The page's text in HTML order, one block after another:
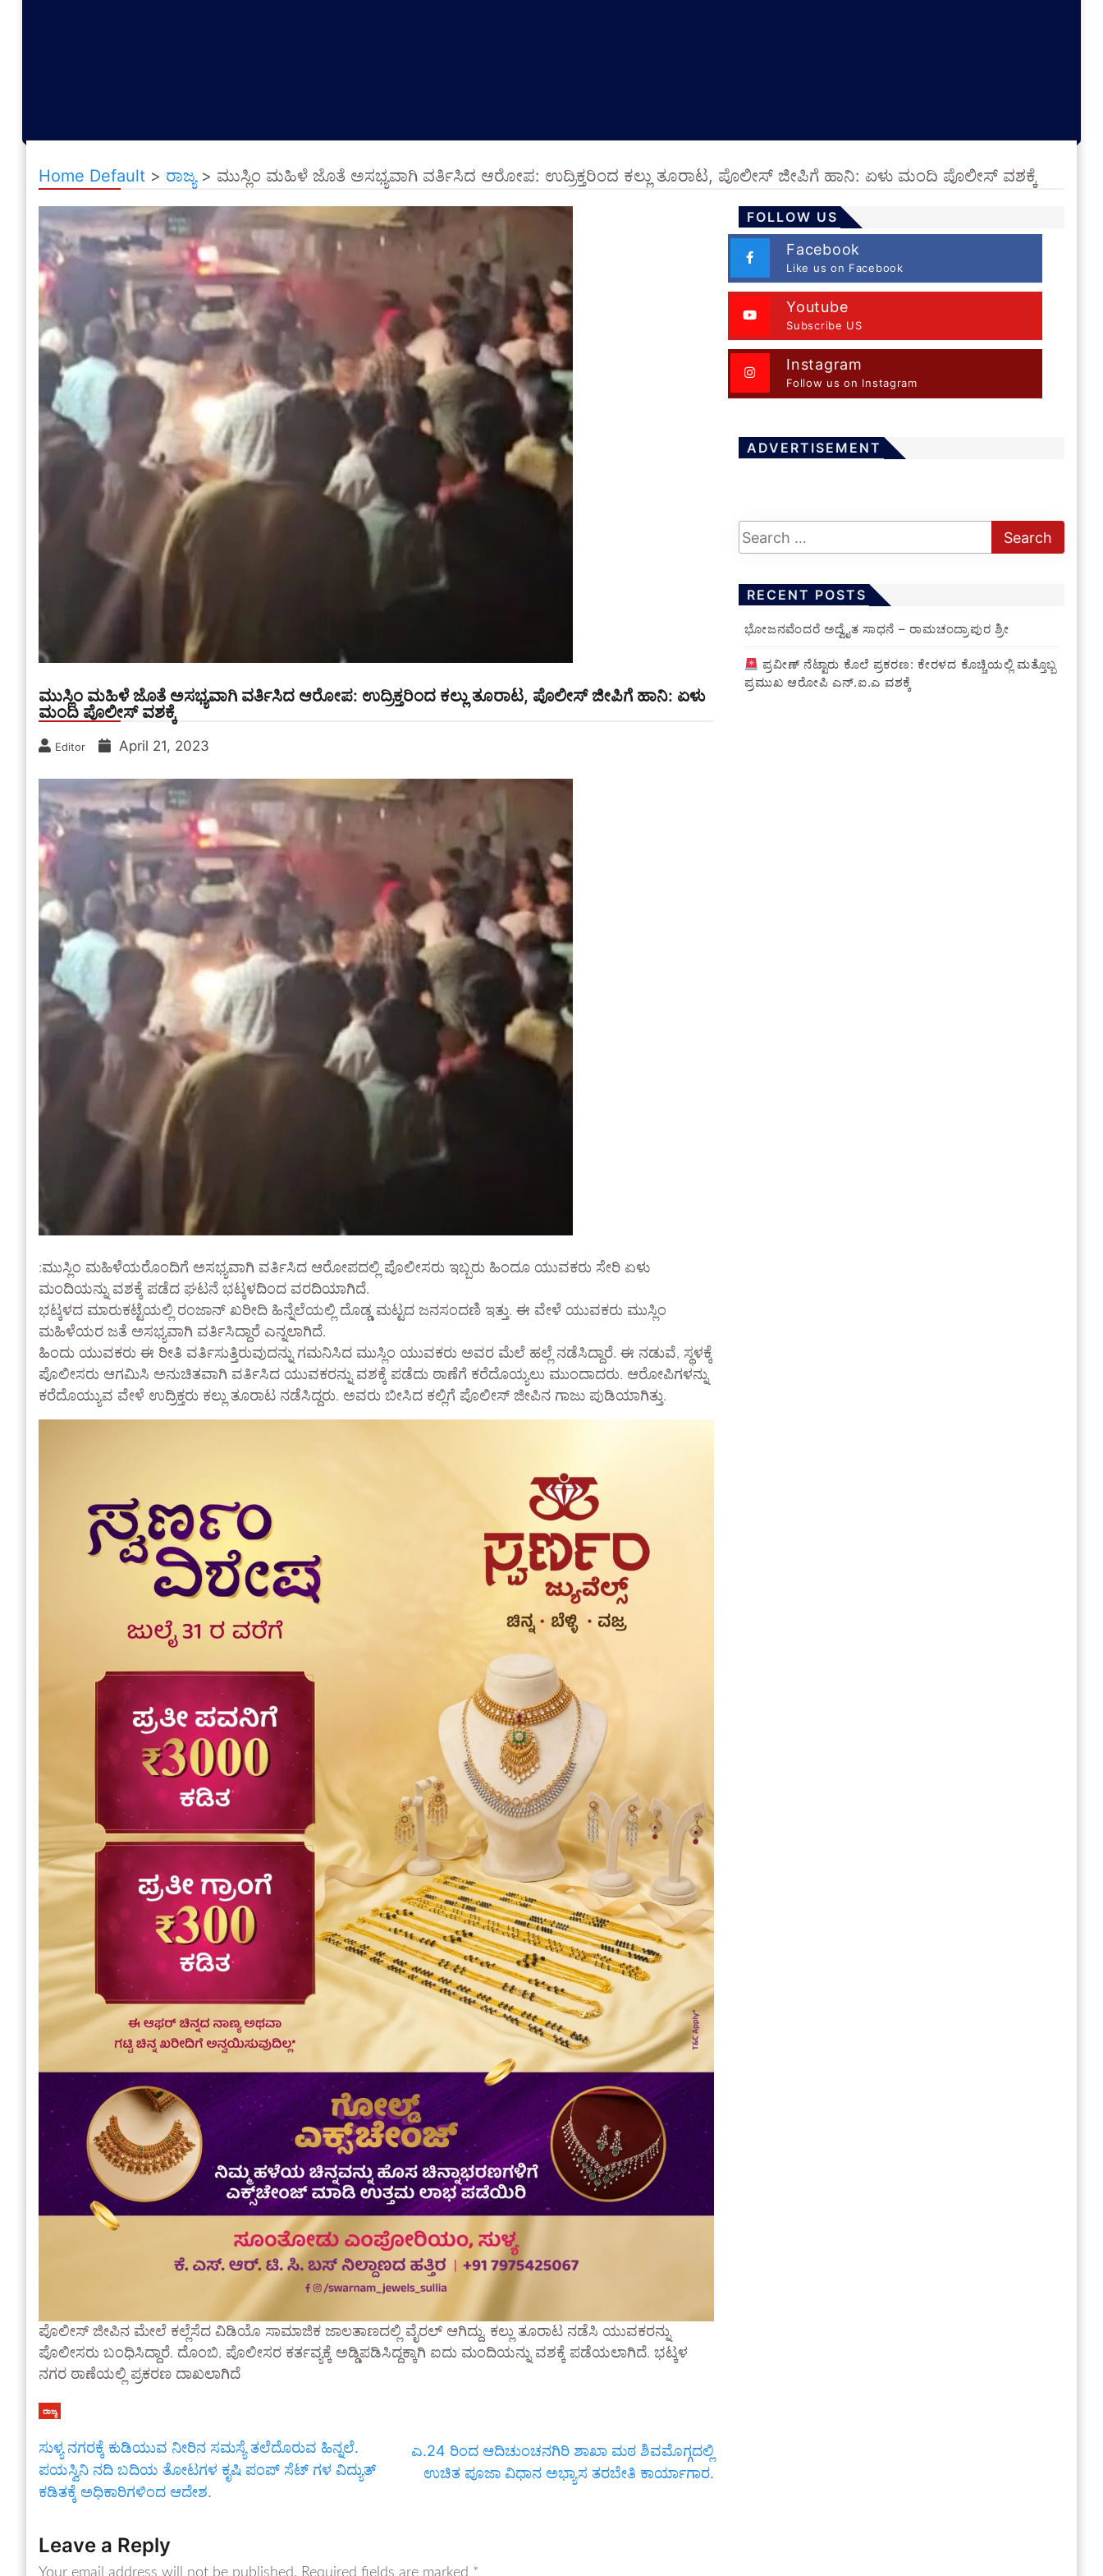
Home Default > ರಾಜ್ಯ> ಮುಸ್ಲಿಂ ಮಹಿಳೆ ಜೊತೆ ಅಸಭ್ಯವಾಗಿ ವರ್ತಿಸಿದ ಆರೋಪ: ಉದ್ರಿಕ್ತರಿಂದ ಕಲ್ಲು ತೂರಾಟ, ಪೊಲೀಸ್ ಜೀಪಿಗೆ ಹಾನಿ: ಏಳು ಮಂದಿ ಪೊಲೀಸ್ ವಶಕ್ಕೆ
ಮುಸ್ಲಿಂ ಮಹಿಳೆ ಜೊತೆ ಅಸಭ್ಯವಾಗಿ ವರ್ತಿಸಿದ ಆರೋಪ: ಉದ್ರಿಕ್ತರಿಂದ ಕಲ್ಲು ತೂರಾಟ, ಪೊಲೀಸ್ ಜೀಪಿಗೆ ಹಾನಿ: ಏಳು
ಮಂದಿ ಪೊಲೀಸ್ ವಶಕ್ಕೆ
Editor April 21, 2023
:ಮುಸ್ಲಿಂ ಮಹಿಳೆಯರೊಂದಿಗೆ ಅಸಭ್ಯವಾಗಿ ವರ್ತಿಸಿದ ಆರೋಪದಲ್ಲಿ ಪೊಲೀಸರು ಇಬ್ಬರು ಹಿಂದೂ ಯುವಕರು ಸೇರಿ ಏಳು
ಮಂದಿಯನ್ನು ವಶಕ್ಕೆ ಪಡೆದ ಘಟನೆ ಭಟ್ಕಳದಿಂದ ವರದಿಯಾಗಿದೆ.
ಭಟ್ಕಳದ ಮಾರುಕಟ್ಟೆಯಲ್ಲಿ ರಂಜಾನ್‌ ಖರೀದಿ ಹಿನ್ನೆಲೆಯಲ್ಲಿ ದೊಡ್ಡ ಮಟ್ಟದ ಜನಸಂದಣಿ ಇತ್ತು. ಈ ವೇಳೆ ಯುವಕರು ಮುಸ್ಲಿಂ
ಮಹಿಳೆಯರ ಜತೆ ಅಸಭ್ಯವಾಗಿ ವರ್ತಿಸಿದ್ದಾರೆ ಎನ್ನಲಾಗಿದೆ.
ಹಿಂದು ಯುವಕರು ಈ ರೀತಿ ವರ್ತಿಸುತ್ತಿರುವುದನ್ನು ಗಮನಿಸಿದ ಮುಸ್ಲಿಂ ಯುವಕರು ಅವರ ಮೆಲೆ ಹಲ್ಲೆ ನಡೆಸಿದ್ದಾರೆ. ಈ ನಡುವೆ, ಸ್ಥಳಕ್ಕೆ
ಪೊಲೀಸರು ಆಗಮಿಸಿ ಅನುಚಿತವಾಗಿ ವರ್ತಿಸಿದ ಯುವಕರನ್ನು ವಶಕ್ಕೆ ಪಡೆದು ಠಾಣೆಗೆ ಕರೆದೊಯ್ಯಲು ಮುಂದಾದರು. ಆರೋಪಿಗಳನ್ನು
ಕರೆದೊಯ್ಯುವ ವೇಳೆ ಉದ್ರಿಕ್ತರು ಕಲ್ಲು ತೂರಾಟ ನಡೆಸಿದ್ದರು. ಅವರು ಬೀಸಿದ ಕಲ್ಲಿಗೆ ಪೊಲೀಸ್ ಜೀಪಿನ ಗಾಜು ಪುಡಿಯಾಗಿತ್ತು.
ಪೊಲೀಸ್ ಜೀಪಿನ ಮೇಲೆ ಕಲ್ಲೆಸೆದ ವಿಡಿಯೊ ಸಾಮಾಜಿಕ ಜಾಲತಾಣದಲ್ಲಿ ವೈರಲ್ ಆಗಿದ್ದು, ಕಲ್ಲು ತೂರಾಟ ನಡೆಸಿ ಯುವಕರನ್ನು
ಪೊಲೀಸರು ಬಂಧಿಸಿದ್ದಾರೆ. ದೊಂಬಿ, ಪೊಲೀಸರ ಕರ್ತವ್ಯಕ್ಕೆ ಅಡ್ಡಿಪಡಿಸಿದ್ದಕ್ಕಾಗಿ ಐದು ಮಂದಿಯನ್ನು ವಶಕ್ಕೆ ಪಡೆಯಲಾಗಿದೆ. ಭಟ್ಕಳ
ನಗರ ಠಾಣೆಯಲ್ಲಿ ಪ್ರಕರಣ ದಾಖಲಾಗಿದೆ
ರಾಜ್ಯ
ಸುಳ್ಯ ನಗರಕ್ಕೆ ಕುಡಿಯುವ ನೀರಿನ ಸಮಸ್ಯೆ ತಲೆದೊರುವ ಹಿನ್ನಲೆ.
ಪಯಸ್ವಿನಿ ನದಿ ಬದಿಯ ತೋಟಗಳ ಕೃಷಿ ಪಂಪ್ ಸೆಟ್ ಗಳ ವಿದ್ಯುತ್
ಕಡಿತಕ್ಕೆ ಅಧಿಕಾರಿಗಳಿಂದ ಆದೇಶ.
ಎ.24 ರಿಂದ ಆದಿಚುಂಚನಗಿರಿ ಶಾಖಾ ಮಠ ಶಿವಮೊಗ್ಗದಲ್ಲಿ
ಉಚಿತ ಪೂಜಾ ವಿಧಾನ ಅಭ್ಯಾಸ ತರಬೇತಿ ಕಾರ್ಯಾಗಾರ.
Leave a Reply
Your email address will not be published. Required fields are marked *
FOLLOW US
Facebook
Like us on Facebook
Youtube
Subscribe US
Instagram
Follow us on Instagram
ADVERTISEMENT
RECENT POSTS
ಭೋಜನವೆಂದರೆ ಅದ್ವೈತ ಸಾಧನೆ – ರಾಮಚಂದ್ರಾಪುರ ಶ್ರೀ
ಪ್ರವೀಣ್ ನೆಟ್ಟಾರು ಕೊಲೆ ಪ್ರಕರಣ: ಕೇರಳದ ಕೊಚ್ಚಿಯಲ್ಲಿ ಮತ್ತೊಬ್ಬ
ಪ್ರಮುಖ ಆರೋಪಿ ಎನ್.ಐ.ಎ ವಶಕ್ಕೆ